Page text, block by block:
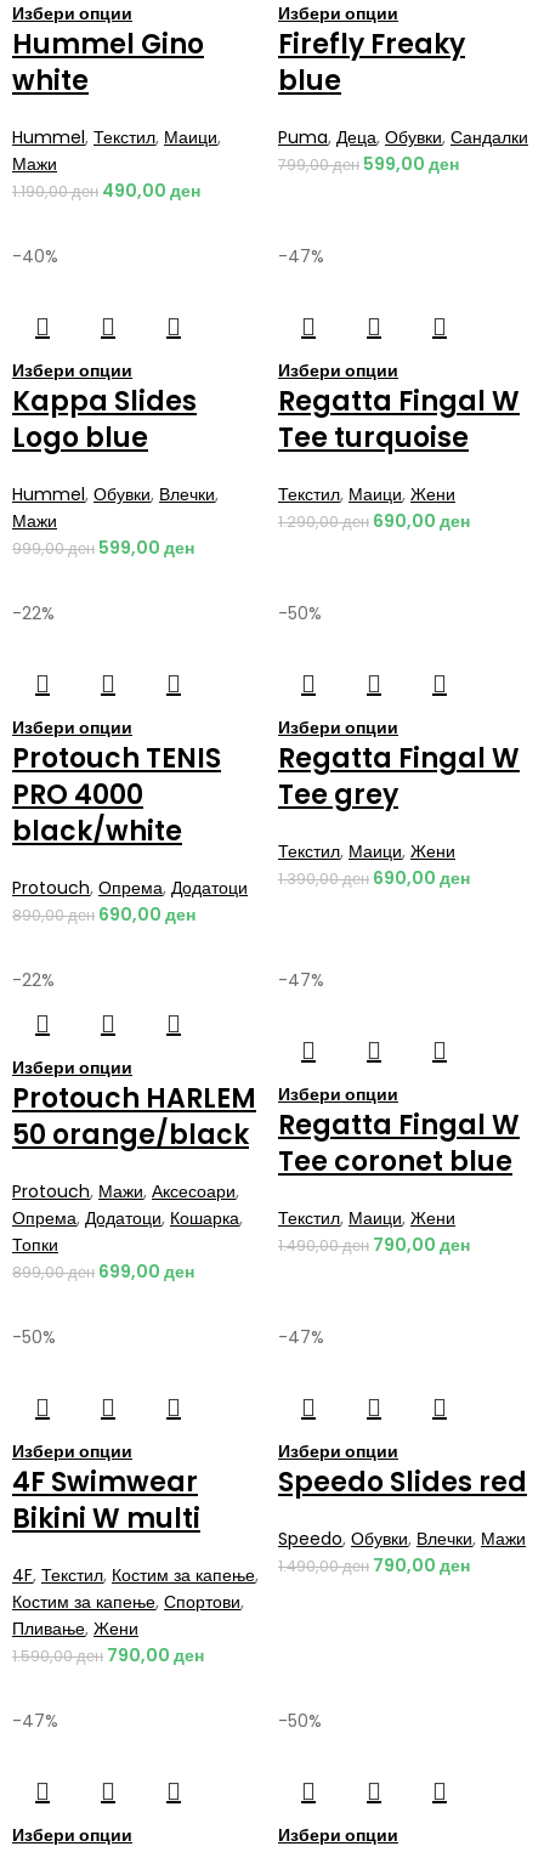
Избери опции
Hummel Gino
white
Hummel, Текстил, Маици,
Мажи
1.190,00ден 490,00 ден
Избери опции
Firefly Freaky
blue
Puma, Деца, Обувки, Сандалки
799,00ден 599,00 ден
-40%
Избери опции
Kappa Slides
Logo blue
Hummel, Обувки, Влечки,
Мажи
999,00ден 599,00 ден
-47%
Избери опции
Regatta Fingal W
Tee turquoise
Текстил, Маици, Жени
1.290,00ден 690,00 ден
-22%
Избери опции
Protouch TENIS
PRO 4000
black/white
Protouch, Опрема, Додатоци
890,00ден 690,00 ден
-50%
Избери опции
Regatta Fingal W
Tee grey
Текстил, Маици, Жени
1.390,00ден 690,00 ден
-22%
Избери опции
Protouch HARLEM
50 orange/black
Protouch, Мажи, Аксесоари,
Опрема, Додатоци, Кошарка,
Топки
899,00ден 699,00 ден
-47%
Избери опции
Regatta Fingal W
Tee coronet blue
Текстил, Маици, Жени
1.490,00ден 790,00 ден
-50%
Избери опции
4F Swimwear
Bikini W multi
4F, Текстил, Костим за капење,
Костим за капење, Спортови,
Пливање, Жени
1.590,00ден 790,00 ден
-47%
Избери опции
Speedo Slides red
Speedo, Обувки, Влечки, Мажи
1.490,00ден 790,00 ден
-47%
Избери опции
-50%
Избери опции